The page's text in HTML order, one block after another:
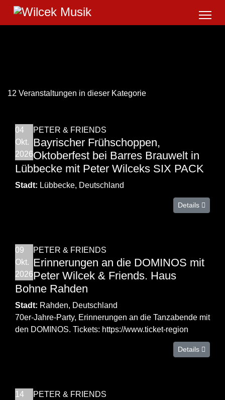
12 Veranstaltungen in dieser Kategorie
04
Okt.
2026
PETER & FRIENDS
Bayrischer Frühschoppen,
Oktoberfest bei Barres Brauwelt in
Lübbecke mit Peter Wilceks SIX PACK
Stadt: Lübbecke, Deutschland
Details
09
Okt.
2026
PETER & FRIENDS
Erinnerungen an die DOMINOS mit
Peter Wilcek & Friends. Haus
Bohne Rahden
Stadt: Rahden, Deutschland
70er-Jahre-Party, Erinnerungen an die Tanzabende mit
den DOMINOS. Tickets: https://www.ticket-region
Details
14
PETER & FRIENDS